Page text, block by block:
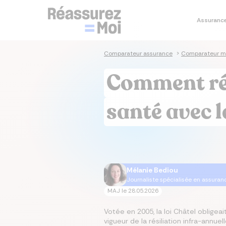
Je
Je
Je
Je
Comparateur assurance > Comparateur
Comment
santé avec
Mélanie Bediou
Journaliste spécialisée en
MAJ le 28.05.2026
Votée en 2005, la loi Châtel
vigueur de la résiliation infra-